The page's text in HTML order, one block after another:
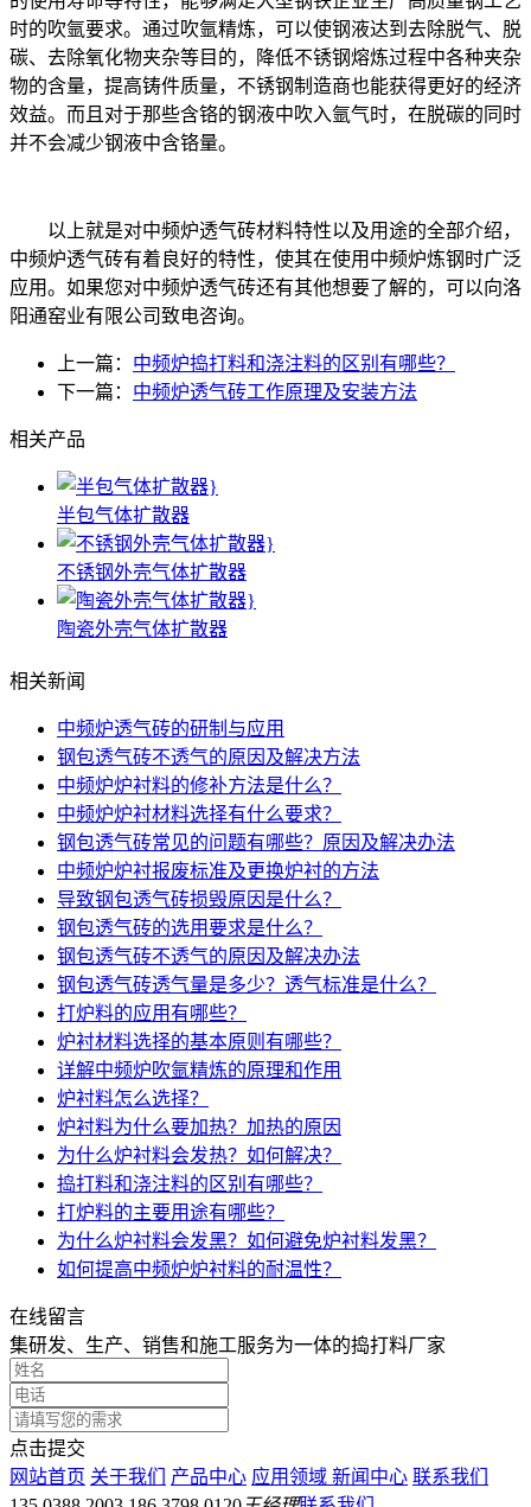
时的吹氩要求。通过吹氩精炼，可以使钢液达到去除脱气、脱
碳、去除氧化物夹杂等目的，降低不锈钢熔炼过程中各种夹杂
物的含量，提高铸件质量，不锈钢制造商也能获得更好的经济
效益。而且对于那些含铬的钢液中吹入氩气时，在脱碳的同时
并不会减少钢液中含铬量。
以上就是对中频炉透气砖材料特性以及用途的全部介绍，
中频炉透气砖有着良好的特性，使其在使用中频炉炼钢时广泛
应用。如果您对中频炉透气砖还有其他想要了解的，可以向洛
阳通窑业有限公司致电咨询。
上一篇： 中频炉捣打料和浇注料的区别有哪些？
下一篇： 中频炉透气砖工作原理及安装方法
相关产品
半包气体扩散器
不锈钢外壳气体扩散器
陶瓷外壳气体扩散器
相关新闻
中频炉透气砖的研制与应用
钢包透气砖不透气的原因及解决方法
中频炉炉衬料的修补方法是什么？
中频炉炉衬材料选择有什么要求？
钢包透气砖常见的问题有哪些？原因及解决办法
中频炉炉衬报废标准及更换炉衬的方法
导致钢包透气砖损毁原因是什么？
钢包透气砖的选用要求是什么？
钢包透气砖不透气的原因及解决办法
钢包透气砖透气量是多少？透气标准是什么？
打炉料的应用有哪些？
炉衬材料选择的基本原则有哪些？
详解中频炉吹氩精炼的原理和作用
炉衬料怎么选择？
炉衬料为什么要加热？加热的原因
为什么炉衬料会发热？如何解决？
捣打料和浇注料的区别有哪些？
打炉料的主要用途有哪些？
为什么炉衬料会发黑？如何避免炉衬料发黑？
如何提高中频炉炉衬料的耐温性？
在线留言
集研发、生产、销售和施工服务为一体的捣打料厂家
点击提交
网站首页 关于我们 产品中心 应用领域 新闻中心 联系我们